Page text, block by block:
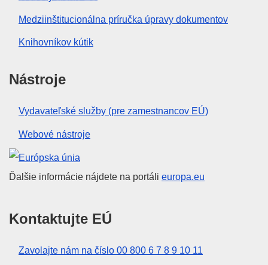
Medziinštitucionálna príručka úpravy dokumentov
Knihovníkov kútik
Nástroje
Vydavateľské služby (pre zamestnancov EÚ)
Webové nástroje
Európska únia
Ďalšie informácie nájdete na portáli europa.eu
Kontaktujte EÚ
Zavolajte nám na číslo 00 800 6 7 8 9 10 11